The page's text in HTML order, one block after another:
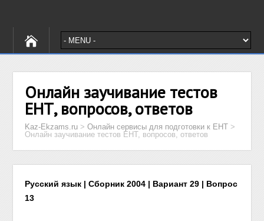
Онлайн заучивание тестов
ЕНТ, вопросов, ответов
Kaz-Ekzams.ru >Онлайн сервисы для подготовки к ЕНТ >
Онлайн заучивание тестов ЕНТ, вопросов, ответов
Русский язык | Сборник 2004 | Вариант 29 | Вопрос
13